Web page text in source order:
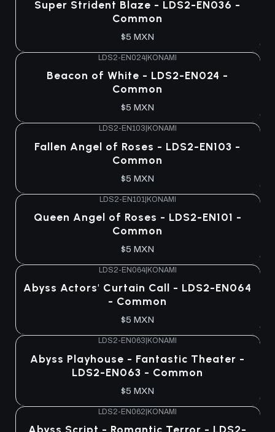
Super Strident Blaze - LDS2-EN036 -
Common
$5 MXN
LDS2-EN024 KONAMI
Beacon of White - LDS2-EN024 -
Common
$5 MXN
LDS2-EN103 KONAMI
Fallen Angel of Roses - LDS2-EN103 -
Common
$5 MXN
LDS2-EN101 |KONAMI
Queen Angel of Roses - LDS2-EN101 -
Common
$5 MXN
LDS2-EN064| KONAMI
Abyss Actors' Curtain Call - LDS2-EN064
- Common
$5 MXN
LDS2-EN063 KONAMI
Abyss Playhouse - Fantastic Theater -
LDS2-EN063 - Common
$5 MXN
LDS2-EN062|KONAMI
Abyss Script - Romantic Terror - LDS2-